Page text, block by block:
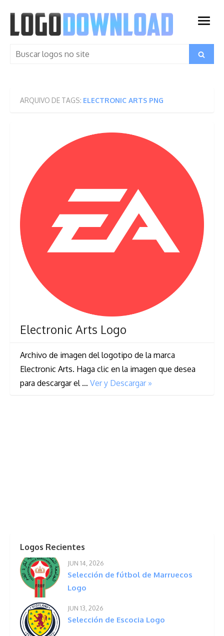
content
open
Search
Search
ARQUIVO DE TAGS: ELECTRONIC ARTS PNG
Electronic Arts Logo
Archivo de imagen del logotipo de la marca
Electronic Arts. Haga clic en la imagen que desea
para descargar el … Ver y Descargar »
Logos Recientes
JUN 14, 2026
Selección de fútbol de Marruecos
Logo
JUN 13, 2026
Selección de Escocia Logo